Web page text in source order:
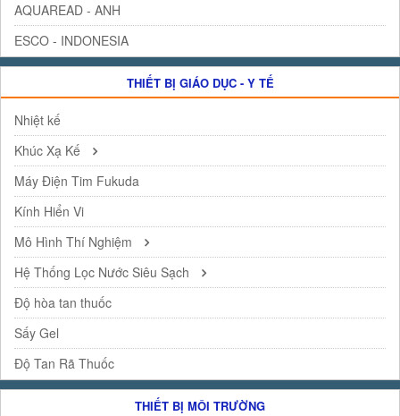
AQUAREAD - ANH
ESCO - INDONESIA
THIẾT BỊ GIÁO DỤC - Y TẾ
Nhiệt kế
Khúc Xạ Kế
Máy Điện Tim Fukuda
Kính Hiển Vi
Mô Hình Thí Nghiệm
Hệ Thống Lọc Nước Siêu Sạch
Độ hòa tan thuốc
Sấy Gel
Độ Tan Rã Thuốc
THIẾT BỊ MÔI TRƯỜNG